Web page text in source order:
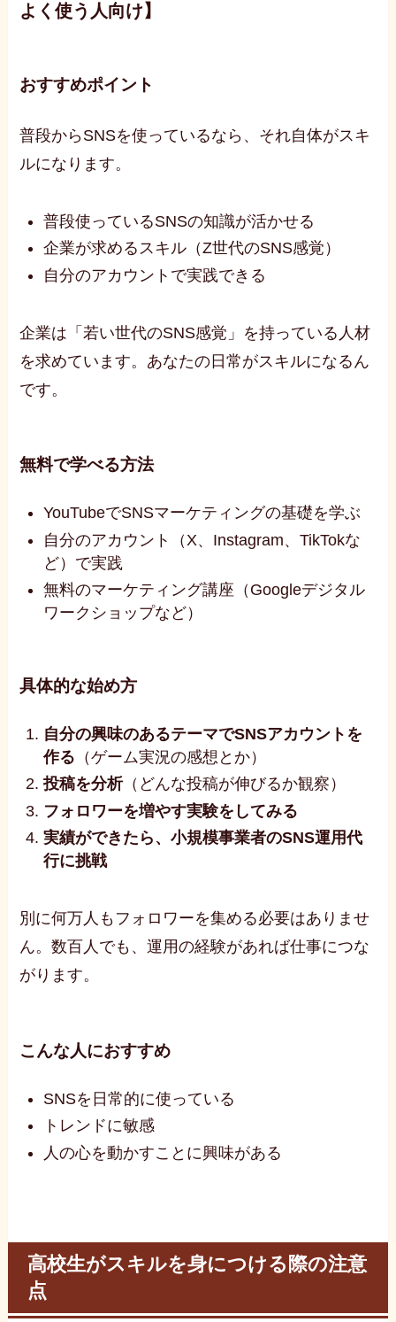
よく使う人向け】
おすすめポイント
普段からSNSを使っているなら、それ自体がスキ
ルになります。
普段使っているSNSの知識が活かせる
企業が求めるスキル（Z世代のSNS感覚）
自分のアカウントで実践できる
企業は「若い世代のSNS感覚」を持っている人材
を求めています。あなたの日常がスキルになるん
です。
無料で学べる方法
YouTubeでSNSマーケティングの基礎を学ぶ
自分のアカウント（X、Instagram、TikTokな
ど）で実践
無料のマーケティング講座（Googleデジタル
ワークショップなど）
具体的な始め方
自分の興味のあるテーマでSNSアカウントを
作る （ゲーム実況の感想とか）
投稿を分析（どんな投稿が伸びるか観察）
フォロワーを増やす実験をしてみる
実績ができたら、小規模事業者のSNS運用代
行に挑戦
別に何万人もフォロワーを集める必要はありませ
ん。数百人でも、運用の経験があれば仕事につな
がります。
こんな人におすすめ
SNSを日常的に使っている
トレンドに敏感
人の心を動かすことに興味がある
高校生がスキルを身につける際の注意
点